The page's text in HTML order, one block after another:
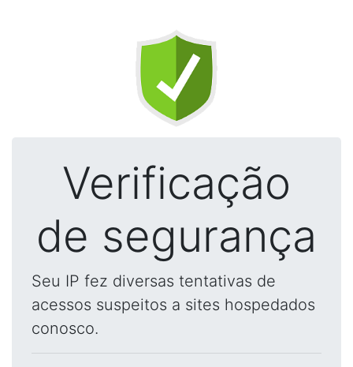
Verificação
de segurança
Seu IP fez diversas tentativas de
acessos suspeitos a sites hospedados
conosco.